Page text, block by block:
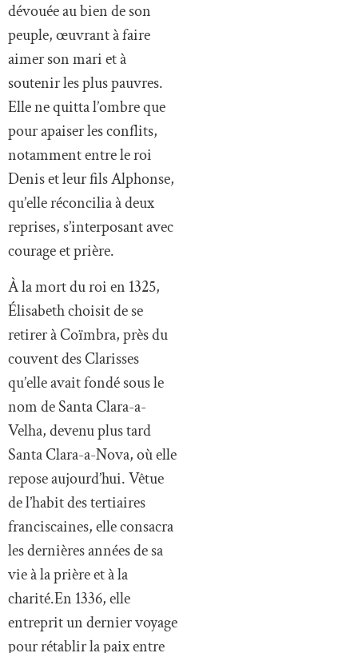
dévouée au bien de son
peuple, œuvrant à faire
aimer son mari et à
soutenir les plus pauvres.
Elle ne quitta l’ombre que
pour apaiser les conflits,
notamment entre le roi
Denis et leur fils Alphonse,
qu’elle réconcilia à deux
reprises, s’interposant avec
courage et prière.
À la mort du roi en 1325,
Élisabeth choisit de se
retirer à Coïmbra, près du
couvent des Clarisses
qu’elle avait fondé sous le
nom de Santa Clara-a-
Velha, devenu plus tard
Santa Clara-a-Nova, où elle
repose aujourd’hui. Vêtue
de l’habit des tertiaires
franciscaines, elle consacra
les dernières années de sa
vie à la prière et à la
charité.En 1336, elle
entreprit un dernier voyage
pour rétablir la paix entre